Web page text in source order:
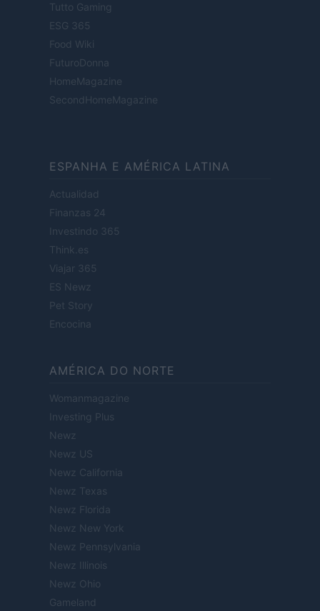
Tutto Gaming
ESG 365
Food Wiki
FuturoDonna
HomeMagazine
SecondHomeMagazine
ESPANHA E AMÉRICA LATINA
Actualidad
Finanzas 24
Investindo 365
Think.es
Viajar 365
ES Newz
Pet Story
Encocina
AMÉRICA DO NORTE
Womanmagazine
Investing Plus
Newz
Newz US
Newz California
Newz Texas
Newz Florida
Newz New York
Newz Pennsylvania
Newz Illinois
Newz Ohio
Gameland